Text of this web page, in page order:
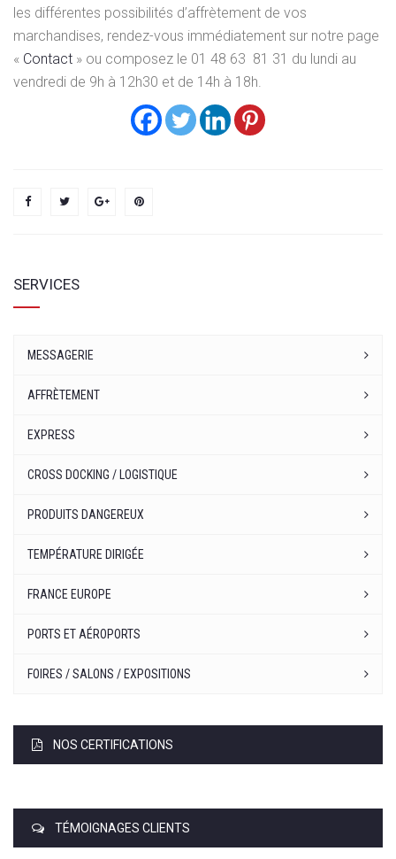
les différentes possibilités d’affrètement de vos
marchandises, rendez-vous immédiatement sur notre page
« Contact » ou composez le 01 48 63 81 31 du lundi au
vendredi de 9h à 12h30 et de 14h à 18h.
SERVICES
MESSAGERIE
AFFRÈTEMENT
EXPRESS
CROSS DOCKING / LOGISTIQUE
PRODUITS DANGEREUX
TEMPÉRATURE DIRIGÉE
FRANCE EUROPE
PORTS ET AÉROPORTS
FOIRES / SALONS / EXPOSITIONS
NOS CERTIFICATIONS
TÉMOIGNAGES CLIENTS